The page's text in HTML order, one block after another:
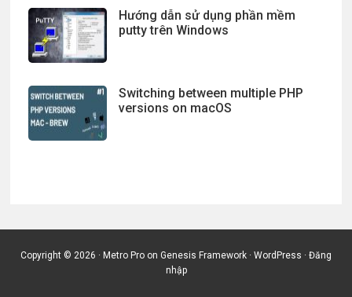
Hướng dẫn sử dụng phần mềm
putty trên Windows
Switching between multiple PHP
versions on macOS
Copyright © 2026 · Metro Pro on Genesis Framework · WordPress · Đăng
nhập